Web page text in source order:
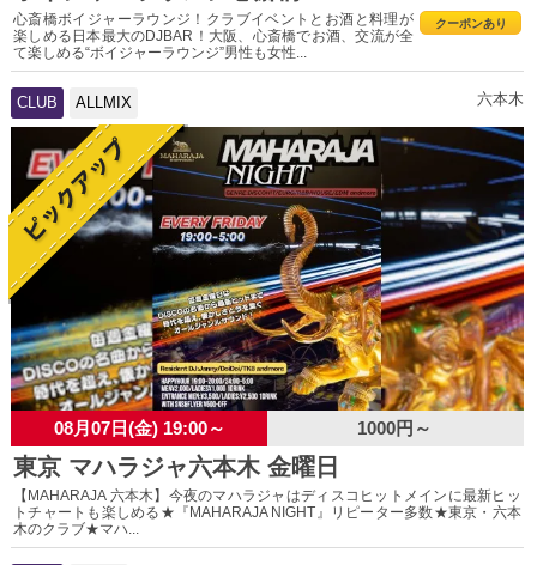
クーポンあり
心斎橋ボイジャーラウンジ！クラブイベントとお酒と料理が
楽しめる日本最大のDJBAR！大阪、心斎橋でお酒、交流が全
て楽しめる“ボイジャーラウンジ”男性も女性...
CLUB ALLMIX 六本木
08月07日(金) 19:00～ 1000円～
東京 マハラジャ六本木 金曜日
【MAHARAJA 六本木】今夜のマハラジャはディスコヒットメインに最新ヒッ
トチャートも楽しめる★『MAHARAJA NIGHT』リピーター多数★東京・六本
木のクラブ★マハ...